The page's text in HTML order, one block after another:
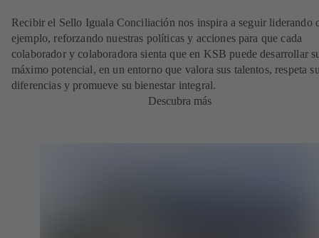
Recibir el Sello Iguala Conciliación nos inspira a seguir liderando
ejemplo, reforzando nuestras políticas y acciones para que cada
colaborador y colaboradora sienta que en KSB puede desarrollar
máximo potencial, en un entorno que valora sus talentos, respeta
diferencias y promueve su bienestar integral.
Descubra más